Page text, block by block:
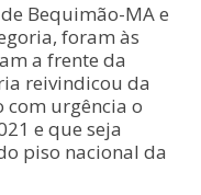
Bequimão-MA e
foram às
a frente da
reivindicou da
com urgência o
e que seja
piso nacional da